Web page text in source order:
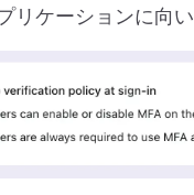
ケーションに向い